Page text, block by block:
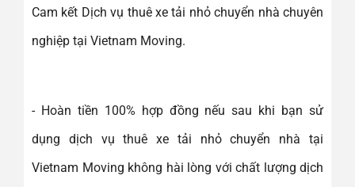
Cam kết Dịch vụ thuê xe tải nhỏ chuyển nhà chuyên
nghiệp tại Vietnam Moving.
- Hoàn tiền 100% hợp đồng nếu sau khi bạn sử
dụng dịch vụ thuê xe tải nhỏ chuyển nhà tại
Vietnam Moving không hài lòng với chất lượng dịch